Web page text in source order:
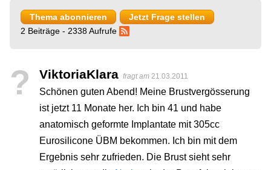
Thema abonnieren
Jetzt Frage stellen
2 Beiträge - 2338 Aufrufe
? ViktoriaKlara fragt am 21.03.2011
Schönen guten Abend! Meine Brustvergösserung
ist jetzt 11 Monate her. Ich bin 41 und habe
anatomisch geformte Implantate mit 305cc
Eurosilicone ÜBM bekommen. Ich bin mit dem
Ergebnis sehr zufrieden. Die Brust sieht sehr